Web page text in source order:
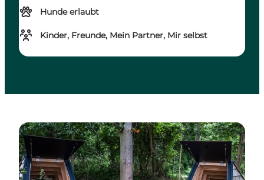
Hunde erlaubt
Kinder, Freunde, Mein Partner, Mir selbst